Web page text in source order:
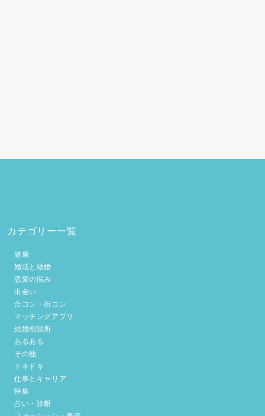
カテゴリー一覧
健康
婚活と結婚
恋愛の悩み
出会い
合コン・街コン
マッチングアプリ
結婚相談所
あるある
その他
ドキドキ
仕事とキャリア
特集
占い・診断